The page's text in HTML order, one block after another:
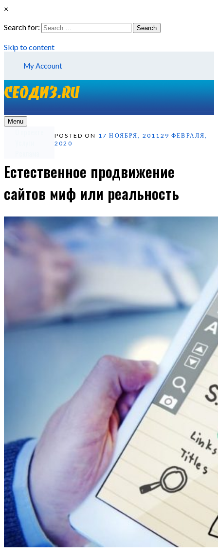
×
Search for:
Search
Skip to content
My Account
Menu
POSTED ON 17 НОЯБРЯ, 2011 29 ФЕВРАЛЯ,
2020
Естественное продвижение
сайтов миф или реальность